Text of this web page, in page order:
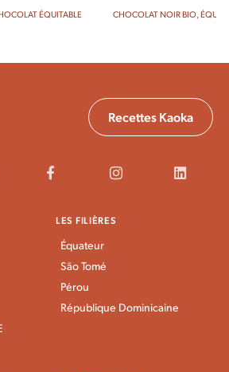
ÉQUITABLE CHOCOLAT NOIR BIO,
Recettes Kaoka
LES FILIÈRES
Équateur
São Tomé
Pérou
République Dominicaine